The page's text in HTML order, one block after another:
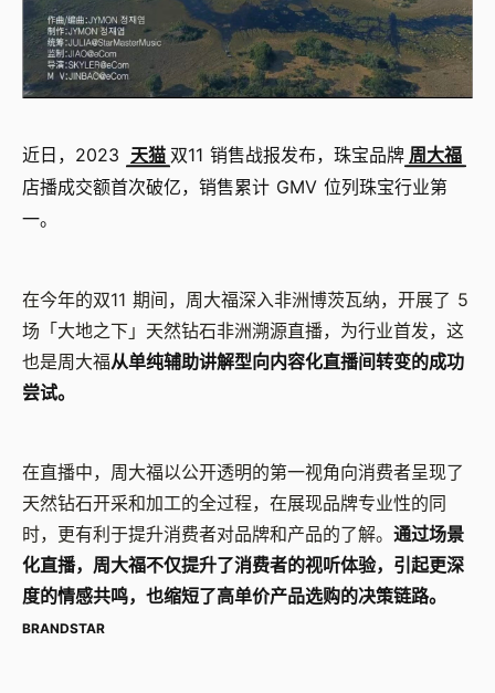
近日，2023 天猫 双11 销售战报发布，珠宝品牌 周大福
店播成交额首次破亿，销售累计 GMV 位列珠宝行业第
一。
在今年的双11 期间，周大福深入非洲博茨瓦纳，开展了 5
场「大地之下」天然钻石非洲溯源直播，为行业首发，这
也是周大福从单纯辅助讲解型向内容化直播间转变的成功
尝试。
在直播中，周大福以公开透明的第一视角向消费者呈现了
天然钻石开采和加工的全过程，在展现品牌专业性的同
时，更有利于提升消费者对品牌和产品的了解。 通过场景
化直播，周大福不仅提升了消费者的视听体验，引起更深
度的情感共鸣，也缩短了高单价产品选购的决策链路。
BRANDSTAR